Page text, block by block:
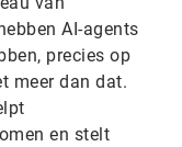
AI-agents
precies op
meer dan dat.
en stelt